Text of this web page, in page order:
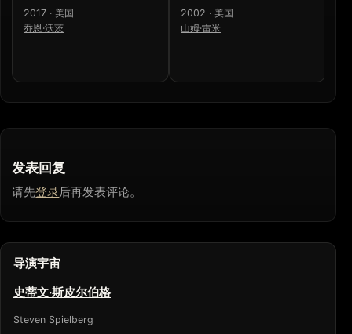
2017 · 美国
乔恩·沃茨
2002 · 美国
山姆·雷米
发表回复
请先登录后再发表评论。
导演宇宙
史蒂文·斯皮尔伯格
Steven Spielberg